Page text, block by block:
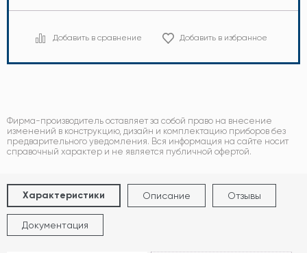
Добавить в сравнение Добавить в избранное
Фирма-производитель оставляет за собой право на внесение
изменений в конструкцию, дизайн и комплектацию приборов без
предварительного уведомления. Вся информация на сайте носит
справочный характер и не является публичной офертой.
Характеристики Описание Отзывы
Документация